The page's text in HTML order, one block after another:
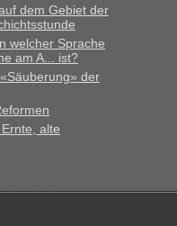
Grenzen Ukraine/
h Wartezeit. Wollen
dem Gebiet der
welcher Sprache
am A... ist?
der
alte